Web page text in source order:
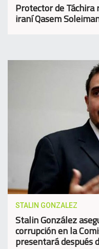
Protector de
iraní Qasem
STALIN GONZALEZ
Stalin González
corrupción en la
presentará después